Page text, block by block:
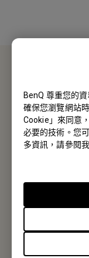
BenQ 尊重您的
確保您瀏覽網站
Cookie」來同意
必要的技術。您
多資訊，請參閱
報價
明基智能科技(香港
香港九龍荔枝角長